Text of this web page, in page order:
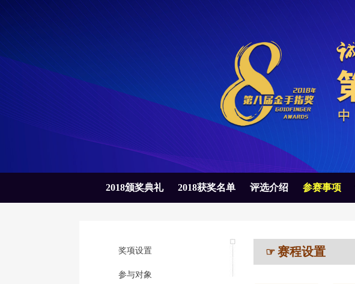
2018颁奖典礼 2018获奖名单 评选介绍 参赛事项
奖项设置
参与对象
☞ 赛程设置